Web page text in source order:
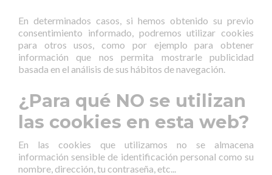
En determinados casos, si hemos obtenido su previo
consentimiento informado, podremos utilizar cookies
para otros usos, como por ejemplo para obtener
información que nos permita mostrarle publicidad
basada en el análisis de sus hábitos de navegación.
¿Para qué NO se utilizan
las cookies en esta web?
En las cookies que utilizamos no se almacena
información sensible de identificación personal como su
nombre, dirección, tu contraseña, etc...